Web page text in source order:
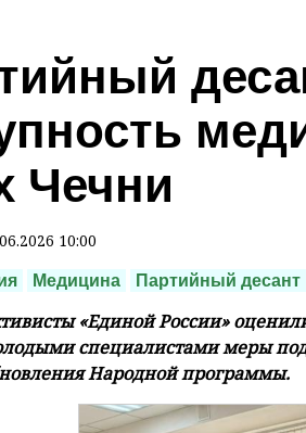
Чечни
10:00
Медицина Партийный десант
«Единой России»
специалистами меры
Народной программы.